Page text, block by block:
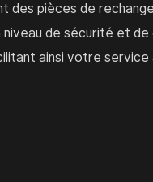
des pièces de
niveau de sécurité et
ainsi votre